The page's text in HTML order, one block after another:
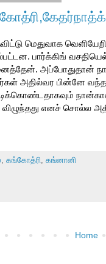
மெதுவாக
பார்க்கிங்
அப்போதுதான்
அதில்வர பின்னே
விழுந்தது எனச்
, கங்கோத்ரி, கங்னானி
Home